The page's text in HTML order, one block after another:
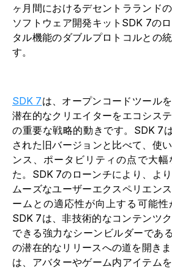
ヶ月間におけるデセントラランド
ソフトウェア開発キットSDK 7の
タル機能のダブルプロトコルとの
す。
SDK 7は、オープンコードツール
潜在的なクリエイターをエコシス
の重要な戦略的動きです。SDK 7
された旧バージョンと比べて、使
ンス、ポータビリティの点で大
た。SDK 7のローンチにより、よ
ムーズなユーザーエクスペリエン
ームとの適応性が向上する可能性
SDK 7は、非技術的なコンテンツ
できる強力なシーンビルダーであ
の潜在的なリリースへの道を開き
は、アバターやゲーム内アイテム